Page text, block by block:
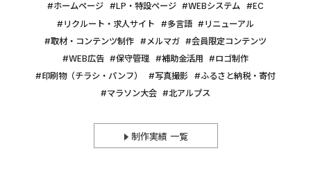
ホームページ LP・特設ページ WEBシステム
EC
リクルート・求人サイト
多言語
リニューアル
取材・コンテンツ制作
メルマガ
会員限定コンテンツ
WEB広告
保守管理 補助金活用
ロゴ制作
印刷物（チラシ・パンフ）
写真撮影
ふるさと納税・寄付
マラソン大会
北アルプス
制作実績 一覧